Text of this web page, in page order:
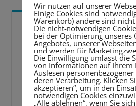
5 BESTE LERNTIPPS
Video-
Player
Wir nutzen auf unserer
Einige Cookies sind
Warenkorb) andere sind
Die nicht-notwendigen
bei der Optimierung unseres
Angebotes, unserer
und werden für
Die Einwilligung umfasst die
von Informationen auf Ihrem
Auslesen
deren Verarbeitung. Klicken
akzeptieren“, um in den
notwendigen Cookies
„Alle ablehnen“, wenn Sie